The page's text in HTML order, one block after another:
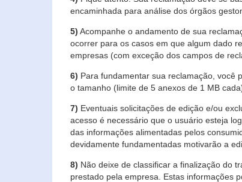
encaminhada para análise dos órgãos
5) Acompanhe o andamento de sua
ocorrer para os casos em que algum dado
empresas (com exceção dos campos de
6) Para fundamentar sua reclamação, você
o tamanho (limite de 5 anexos de 1 MB
7) Eventuais solicitações de edição e/ou
acesso é necessário que o usuário esteja
das informações alimentadas pelos
devidamente fundamentadas motivarão a
8) Não deixe de classificar a finalização do
prestado pela empresa. Estas informações